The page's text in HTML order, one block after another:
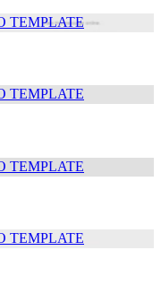
TEMPLATE
TEMPLATE
TEMPLATE
TEMPLATE